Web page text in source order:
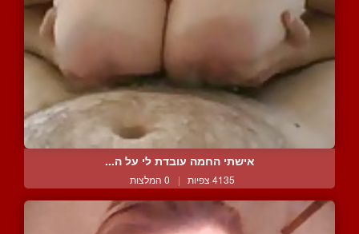
אישתי החמה עובדת לי על ה...
4135 צפיות | 0 המלצות